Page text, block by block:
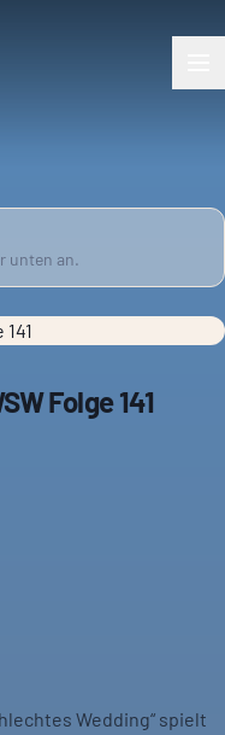
unten an.
Folge 141
Wedding“ spielt